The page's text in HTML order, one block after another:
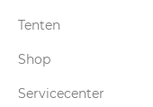
Tenten
Shop
Servicecenter